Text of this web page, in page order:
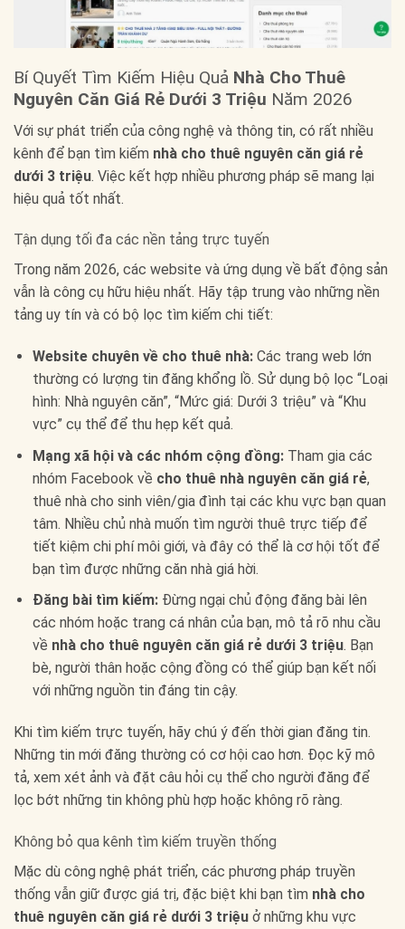
Bí Quyết Tìm Kiếm Hiệu Quả Nhà Cho Thuê
Nguyên Căn Giá Rẻ Dưới 3 Triệu Năm 2026
Với sự phát triển của công nghệ và thông tin, có rất nhiều
kênh để bạn tìm kiếm nhà cho thuê nguyên căn giá rẻ
dưới 3 triệu. Việc kết hợp nhiều phương pháp sẽ mang lại
hiệu quả tốt nhất.
Tận dụng tối đa các nền tảng trực tuyến
Trong năm 2026, các website và ứng dụng về bất động sản
vẫn là công cụ hữu hiệu nhất. Hãy tập trung vào những nền
tảng uy tín và có bộ lọc tìm kiếm chi tiết:
Website chuyên về cho thuê nhà:Các trang web lớn
thường có lượng tin đăng khổng lồ. Sử dụng bộ lọc “Loại
hình: Nhà nguyên căn”, “Mức giá: Dưới 3 triệu” và “Khu
vực” cụ thể để thu hẹp kết quả.
Mạng xã hội và các nhóm cộng đồng:Tham gia các
nhóm Facebook về cho thuê nhà nguyên căn giá rẻ,
thuê nhà cho sinh viên/gia đình tại các khu vực bạn quan
tâm. Nhiều chủ nhà muốn tìm người thuê trực tiếp để
tiết kiệm chi phí môi giới, và đây có thể là cơ hội tốt để
bạn tìm được những căn nhà giá hời.
Đăng bài tìm kiếm:Đừng ngại chủ động đăng bài lên
các nhóm hoặc trang cá nhân của bạn, mô tả rõ nhu cầu
về nhà cho thuê nguyên căn giá rẻ dưới 3 triệu. Bạn
bè, người thân hoặc cộng đồng có thể giúp bạn kết nối
với những nguồn tin đáng tin cậy.
Khi tìm kiếm trực tuyến, hãy chú ý đến thời gian đăng tin.
Những tin mới đăng thường có cơ hội cao hơn. Đọc kỹ mô
tả, xem xét ảnh và đặt câu hỏi cụ thể cho người đăng để
lọc bớt những tin không phù hợp hoặc không rõ ràng.
Không bỏ qua kênh tìm kiếm truyền thống
Mặc dù công nghệ phát triển, các phương pháp truyền
thống vẫn giữ được giá trị, đặc biệt khi bạn tìm nhà cho
thuê nguyên căn giá rẻ dưới 3 triệu ở những khu vực